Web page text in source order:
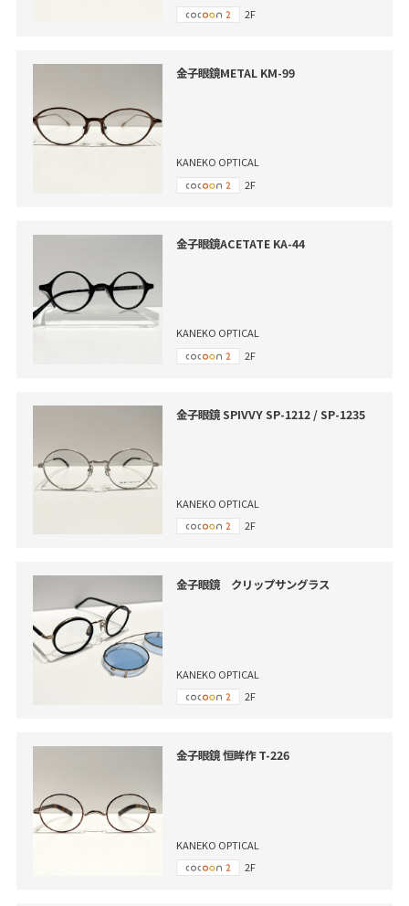
2F
金子眼鏡METAL KM-99
KANEKO OPTICAL
2F
金子眼鏡ACETATE KA-44
KANEKO OPTICAL
2F
金子眼鏡 SPIVVY SP-1212 / SP-1235
KANEKO OPTICAL
2F
金子眼鏡 クリップサングラス
KANEKO OPTICAL
2F
金子眼鏡 恒眸作 T-226
KANEKO OPTICAL
2F